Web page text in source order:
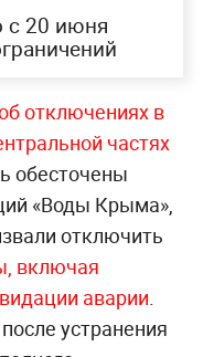
с 20 июня
отключениях в
частях
обесточены
«Воды Крыма»,
отключить
включая
аварии.
устранения